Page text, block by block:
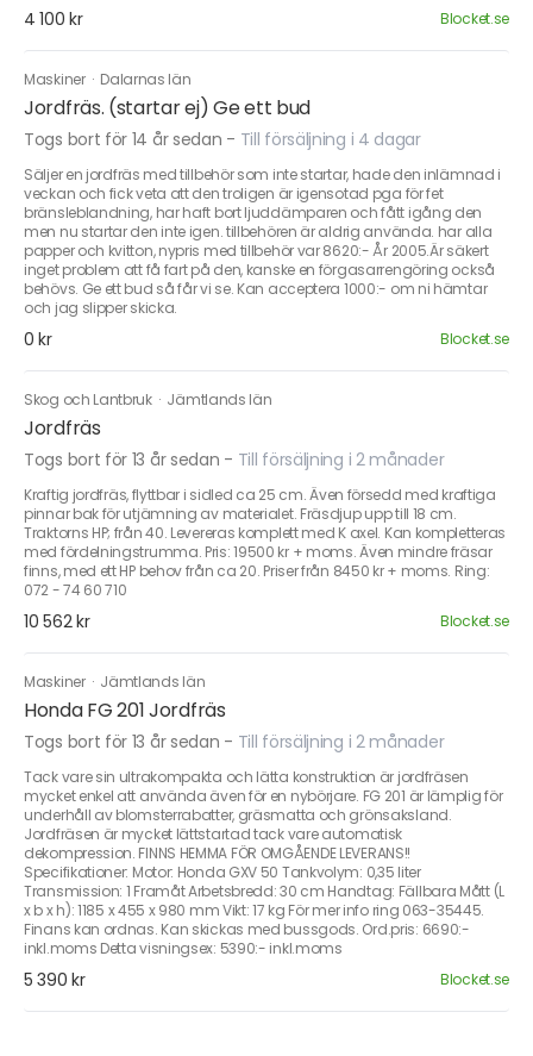
4 100 kr Blocket.se
Maskiner · Dalarnas län
Jordfräs. (startar ej) Ge ett bud
Togs bort för 14 år sedan - Till försäljning i 4 dagar
Säljer en jordfräs med tillbehör som inte startar, hade den inlämnad i
veckan och fick veta att den troligen är igensotad pga för fet
bränsleblandning, har haft bort ljuddämparen och fått igång den
men nu startar den inte igen. tillbehören är aldrig använda. har alla
papper och kvitton, nypris med tillbehör var 8620:- År 2005.Är säkert
inget problem att få fart på den, kanske en förgasarrengöring också
behövs. Ge ett bud så får vi se. Kan acceptera 1000:- om ni hämtar
och jag slipper skicka.
0 kr Blocket.se
Skog och Lantbruk · Jämtlands län
Jordfräs
Togs bort för 13 år sedan - Till försäljning i 2 månader
Kraftig jordfräs, flyttbar i sidled ca 25 cm. Även försedd med kraftiga
pinnar bak för utjämning av materialet. Fräsdjup upp till 18 cm.
Traktorns HP; från 40. Levereras komplett med K axel. Kan kompletteras
med fördelningstrumma. Pris: 19500 kr + moms. Även mindre fräsar
finns, med ett HP behov från ca 20. Priser från 8450 kr + moms. Ring:
072 - 74 60 710
10 562 kr Blocket.se
Maskiner · Jämtlands län
Honda FG 201 Jordfräs
Togs bort för 13 år sedan - Till försäljning i 2 månader
Tack vare sin ultrakompakta och lätta konstruktion är jordfräsen
mycket enkel att använda även för en nybörjare. FG 201 är lämplig för
underhåll av blomsterrabatter, gräsmatta och grönsaksland.
Jordfräsen är mycket lättstartad tack vare automatisk
dekompression. FINNS HEMMA FÖR OMGÅENDE LEVERANS!!
Specifikationer: Motor: Honda GXV 50 Tankvolym: 0,35 liter
Transmission: 1 Framåt Arbetsbredd: 30 cm Handtag: Fällbara Mått (L
x b x h): 1185 x 455 x 980 mm Vikt: 17 kg För mer info ring 063-35445.
Finans kan ordnas. Kan skickas med bussgods. Ord.pris: 6690:-
inkl.moms Detta visningsex: 5390:- inkl.moms
5 390 kr Blocket.se